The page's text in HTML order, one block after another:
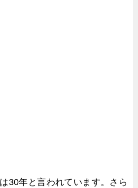
30年と言われています。さら